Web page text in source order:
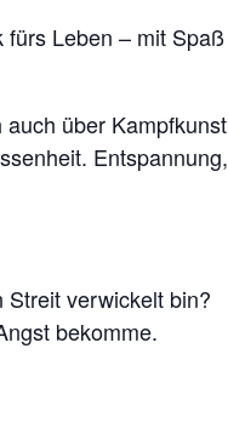
fürs Leben – mit Spaß
über Kampfkunst
Entspannung,
Streit verwickelt bin?
bekomme.